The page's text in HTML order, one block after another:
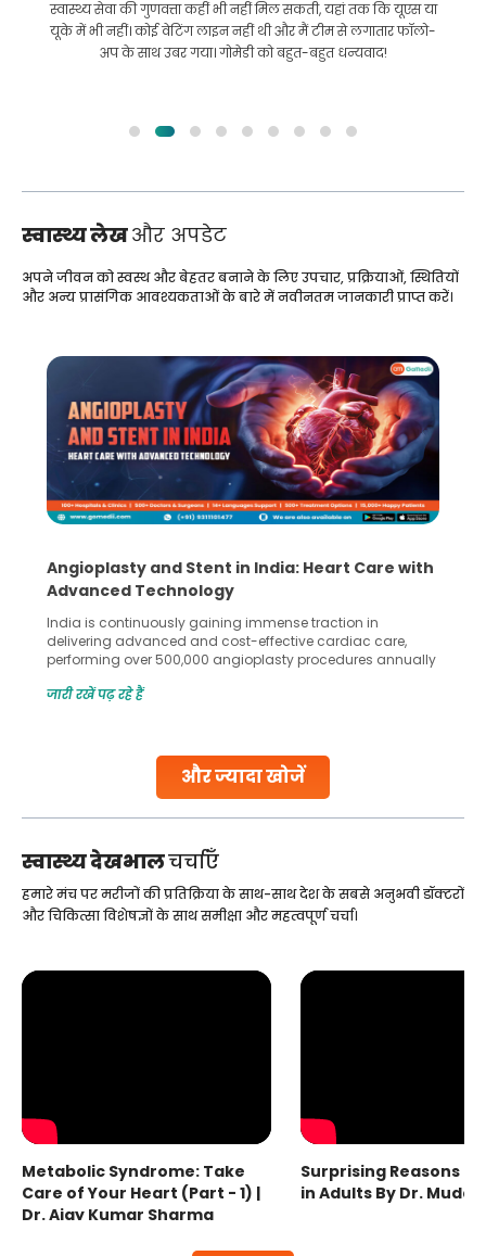
इलाज कराने के लिए बांग्लादेश से भारत की मेरी यात्रा में मेरी मदद की।
हमने GoMedii को चुनने में सही चुनाव किया। वे इलाज के बाद भी हमारे
साथ एक अच्छा रिश्ता रखते हैं
स्वास्थ्य लेखऔर अपडेट
और ज्यादा खोजें
अपने जीवन को स्वस्थ और बेहतर बनाने के लिए उपचार, प्रक्रियाओं, स्थितियों
और अन्य प्रासंगिक आवश्यकताओं के बारे में नवीनतम जानकारी प्राप्त करें।
Angioplasty and Stent in India: Heart Care with
Advanced Technology
India is continuously gaining immense traction in
delivering advanced and cost-effective cardiac care,
performing over 500,000 angioplasty procedures annually
globe are searching for treatments like angioplasty and
Studies, such as one published
जारी रखें पढ़ रहे हैं
स्वास्थ्य देखभालचर्चाएँ
हमारे मंच पर मरीजों की प्रतिक्रिया के साथ-साथ देश के सबसे अनुभवी डॉक्टरों
और चिकित्सा विशेषज्ञों के साथ समीक्षा और महत्वपूर्ण चर्चा।
Metabolic Syndrome: Take
Care of Your Heart (Part - 1) |
Dr. Ajay Kumar Sharma
Surprising Reasons
in Adults By Dr.